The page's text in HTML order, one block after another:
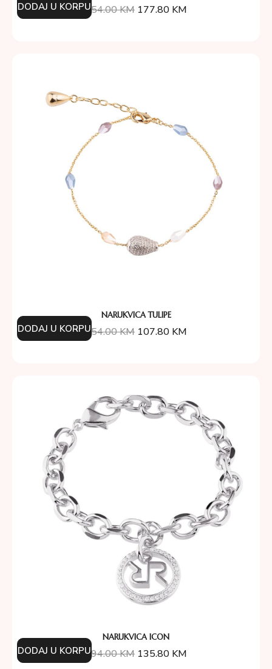
254.00KM 177.80 KM
DODAJ U KORPU
NARUKVICA TULIPE
154.00KM 107.80 KM
DODAJ U KORPU
NARUKVICA ICON
194.00KM 135.80 KM
DODAJ U KORPU